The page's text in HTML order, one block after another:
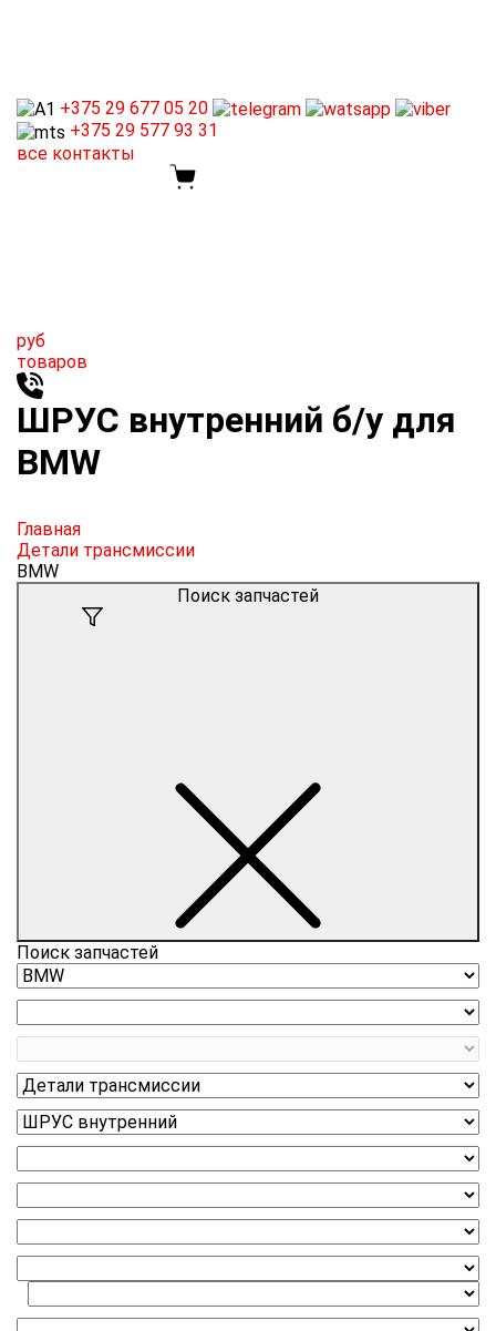
+375 29 677 05 20
+375 29 577 93 31
все контакты
руб
товаров
ШРУС внутренний б/у для
BMW
Главная
Детали трансмиссии
BMW
Поиск запчастей
Поиск запчастей